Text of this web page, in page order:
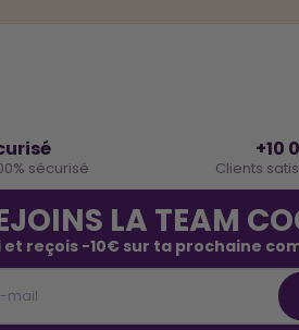
sécurisé
+10
Clients
LA TEAM
reçois -10€ sur ta prochaine